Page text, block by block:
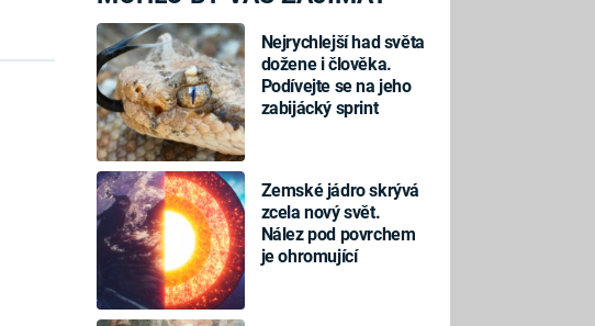
Nejrychlejší had světa
dožene i člověka.
Podívejte se na jeho
zabijácký sprint
Zemské jádro skrývá
zcela nový svět.
Nález pod povrchem
je ohromující